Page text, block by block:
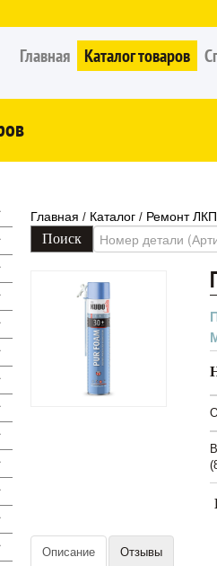
Главная Каталог товаров
Главная / Каталог / Ремонт ЛКП
Описание Отзывы